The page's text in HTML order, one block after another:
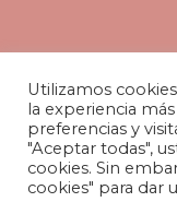
BLOG| POLÍTICA
AVISO
Utilizamos
la experiencia
preferencias y
"Aceptar todas",
cookies. Sin
cookies" para dar